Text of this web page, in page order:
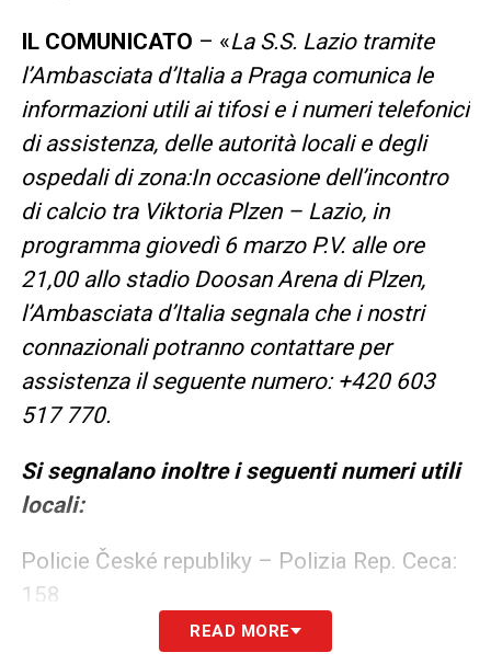
IL COMUNICATO – «La S.S. Lazio tramite
l’Ambasciata d’Italia a Praga comunica le
informazioni utili ai tifosi e i numeri telefonici
di assistenza, delle autorità locali e degli
ospedali di zona:In occasione dell’incontro
di calcio tra Viktoria Plzen – Lazio, in
programma giovedì 6 marzo P.V. alle ore
21,00 allo stadio Doosan Arena di Plzen,
l’Ambasciata d’Italia segnala che i nostri
connazionali potranno contattare per
assistenza il seguente numero: +420 603
517 770.
Si segnalano inoltre i seguenti numeri utili
locali:
Policie České republiky – Polizia Rep. Ceca:
158
Rychlá zdravotnická záchranná služba –
READ MORE